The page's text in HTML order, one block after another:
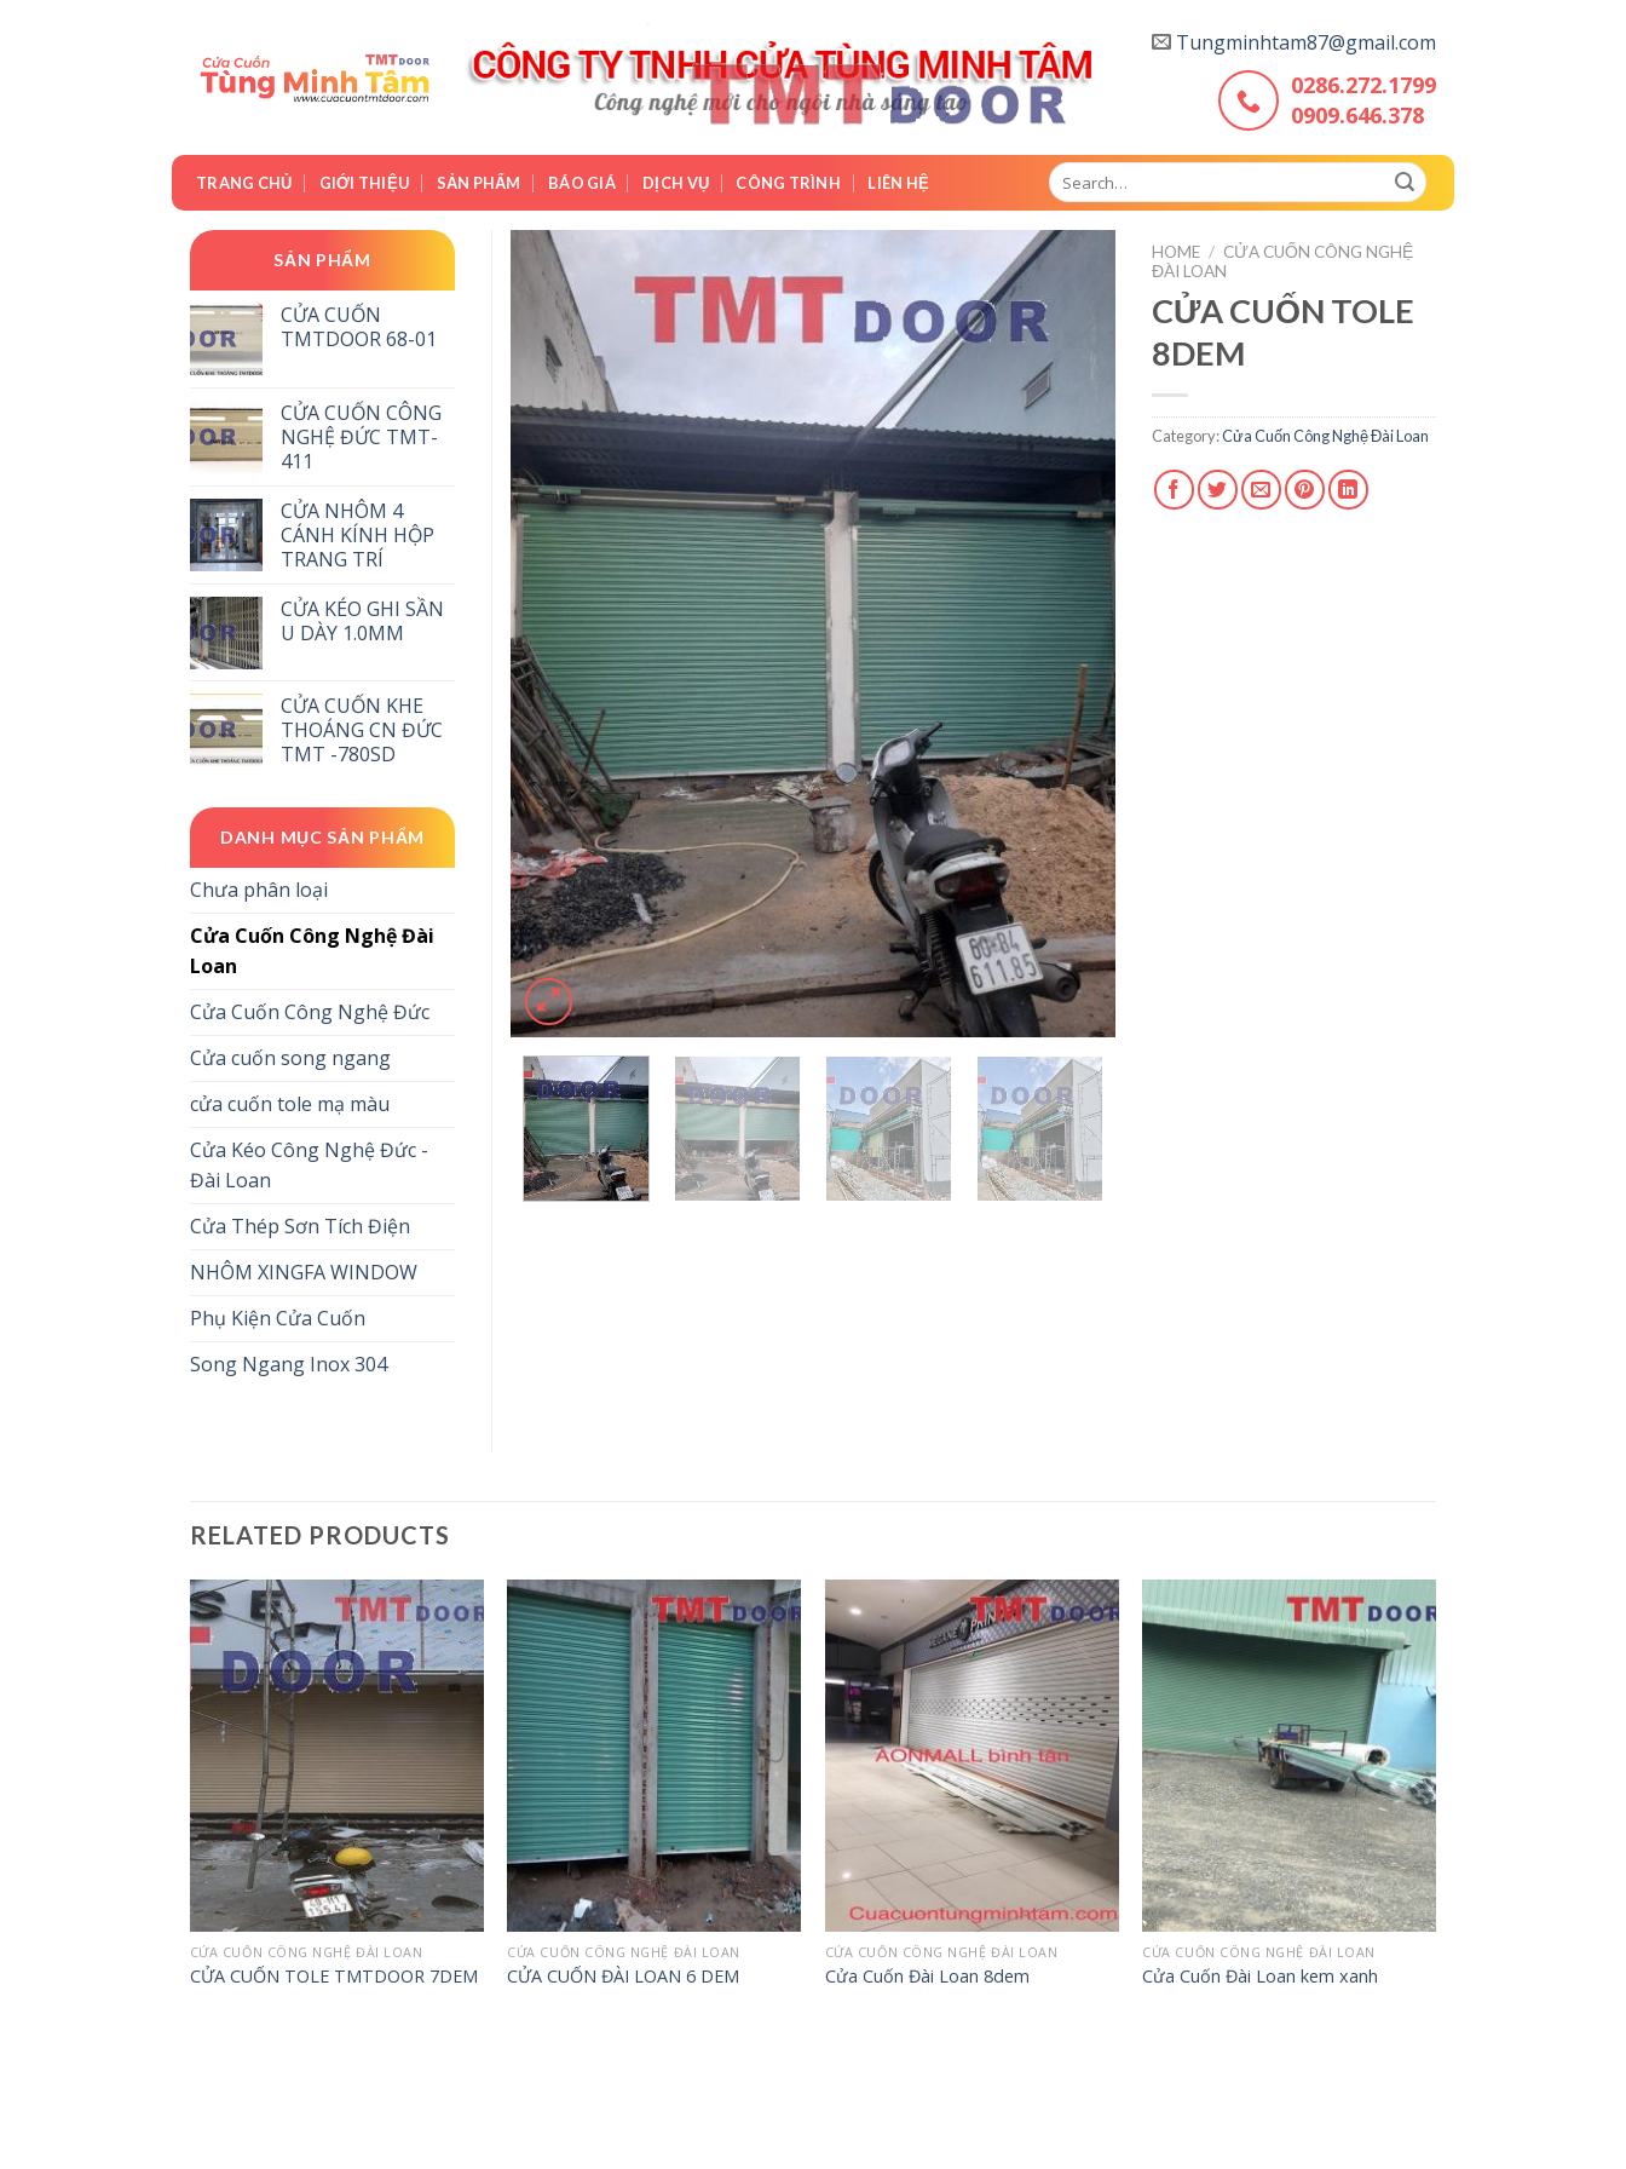
Tungminhtam87@gmail.com
0286.272.1799
0909.646.378
TRANG CHỦ GIỚI THIỆU SẢN PHẨM BÁO GIÁ DỊCH VỤ CÔNG TRÌNH LIÊN HỆ
Search
for:
Add to
wishlist
HOME / CỬA CUỐN CÔNG NGHỆ
ĐÀI LOAN
CỬA CUỐN TOLE
8DEM
Category:Cửa Cuốn Công Nghệ Đài Loan
SẢN PHẨM
CỬA CUỐN
TMTDOOR 68-01
CỬA CUỐN CÔNG
NGHỆ ĐỨC TMT-
411
CỬA NHÔM 4
CÁNH KÍNH HỘP
TRANG TRÍ
CỬA KÉO GHI SẦN
U DÀY 1.0MM
CỬA CUỐN KHE
THOÁNG CN ĐỨC
TMT -780SD
DANH MỤC SẢN PHẨM
Chưa phân loại
Cửa Cuốn Công Nghệ Đài
Loan
Cửa Cuốn Công Nghệ Đức
Cửa cuốn song ngang
cửa cuốn tole mạ màu
Cửa Kéo Công Nghệ Đức -
Đài Loan
Cửa Thép Sơn Tích Điện
NHÔM XINGFA WINDOW
Phụ Kiện Cửa Cuốn
Song Ngang Inox 304
RELATED PRODUCTS
Add to
wishlist
CỬA CUỐN CÔNG NGHỆ ĐÀI LOAN
CỬA CUỐN TOLE TMTDOOR 7DEM
Add to
wishlist
CỬA CUỐN CÔNG NGHỆ ĐÀI LOAN
CỬA CUỐN ĐÀI LOAN 6 DEM
Add to
wishlist
CỬA CUỐN CÔNG NGHỆ ĐÀI LOAN
Cửa Cuốn Đài Loan 8dem
Add to
wishlist
CỬA CUỐN CÔNG NGHỆ ĐÀI LOAN
Cửa Cuốn Đài Loan kem xanh